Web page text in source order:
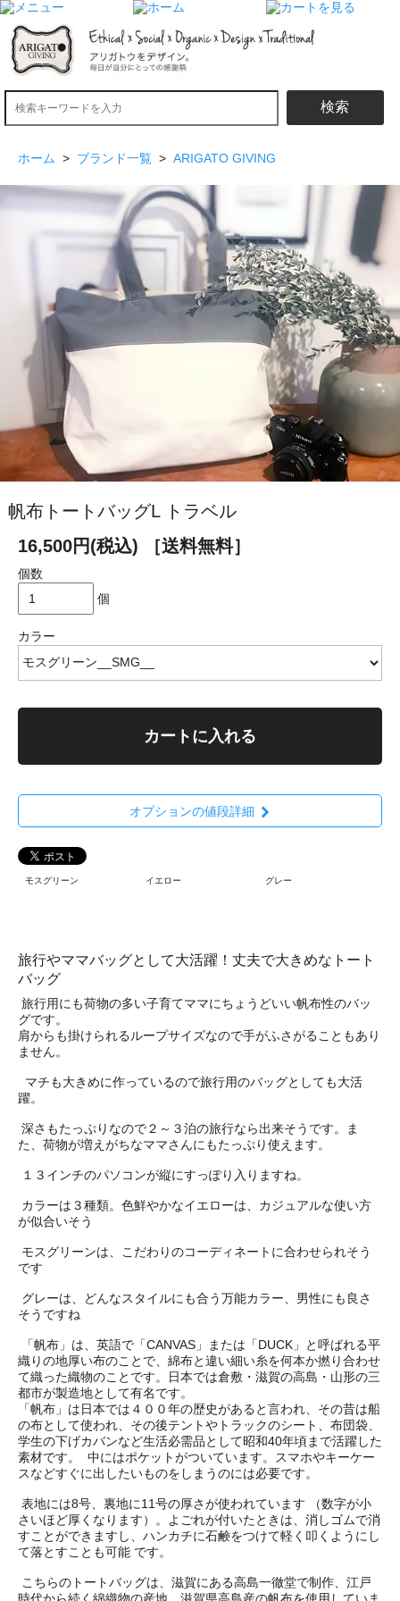
検索
ホーム > ブランド一覧 > ARIGATO GIVING
帆布トートバッグL トラベル
16,500円(税込)
［送料無料］
個数
個
カラー
カートに入れる
オプションの値段詳細
モスグリーン イエロー グレー
旅行やママバッグとして大活躍！丈夫で大きめなトート
バッグ
旅行用にも荷物の多い子育てママにちょうどいい帆布性のバッ
グです。
肩からも掛けられるループサイズなので手がふさがることもあり
ません。
マチも大きめに作っているので旅行用のバッグとしても大活
躍。
深さもたっぷりなので２～３泊の旅行なら出来そうです。ま
た、荷物が増えがちなママさんにもたっぷり使えます。
１３インチのパソコンが縦にすっぽり入りますね。
カラーは３種類。色鮮やかなイエローは、カジュアルな使い方
が似合いそう
モスグリーンは、こだわりのコーディネートに合わせられそう
です
グレーは、どんなスタイルにも合う万能カラー、男性にも良さ
そうですね
「帆布」は、英語で「CANVAS」または「DUCK」と呼ばれる平
織りの地厚い布のことで、綿布と違い細い糸を何本か撚り合わせ
て織った織物のことです。日本では倉敷・滋賀の高島・山形の三
都市が製造地として有名です。
「帆布」は日本では４００年の歴史があると言われ、その昔は船
の布として使われ、その後テントやトラックのシート、布団袋、
学生の下げカバンなど生活必需品として昭和40年頃まで活躍した
素材です。
中にはポケットがついています。スマホやキーケー
スなどすぐに出したいものをしまうのには必要です。
表地には8号、裏地に11号の厚さが使われています （数字が小
さいほど厚くなります）。よごれが付いたときは、消しゴムで消
すことができますし、ハンカチに石鹸をつけて軽く叩くようにし
て落とすことも可能 です。
こちらのトートバッグは、滋賀にある高島一徹堂で制作、江戸